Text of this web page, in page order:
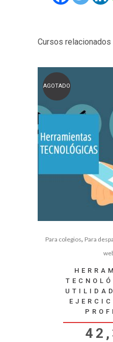
Cursos relacionados
AGOTADO
Para colegios, Para